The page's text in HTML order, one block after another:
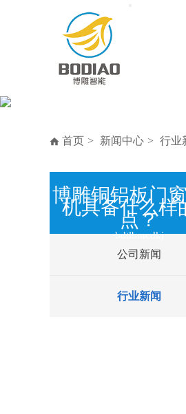
首页 新闻中心 行业
博雕铜铝板门
机具备什么样
点？
bdtlbmcdkj
公司新闻
行业新闻